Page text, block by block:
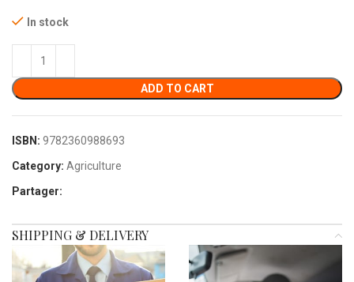
In stock
ADD TO CART
ISBN: 9782360988693
Category: Agriculture
Partager:
SHIPPING & DELIVERY